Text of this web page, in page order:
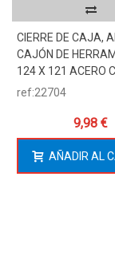
CIERRE DE CAJA,
CAJÓN DE
124 X 121 ACERO
ref:22704
9,98 €
AÑADIR AL